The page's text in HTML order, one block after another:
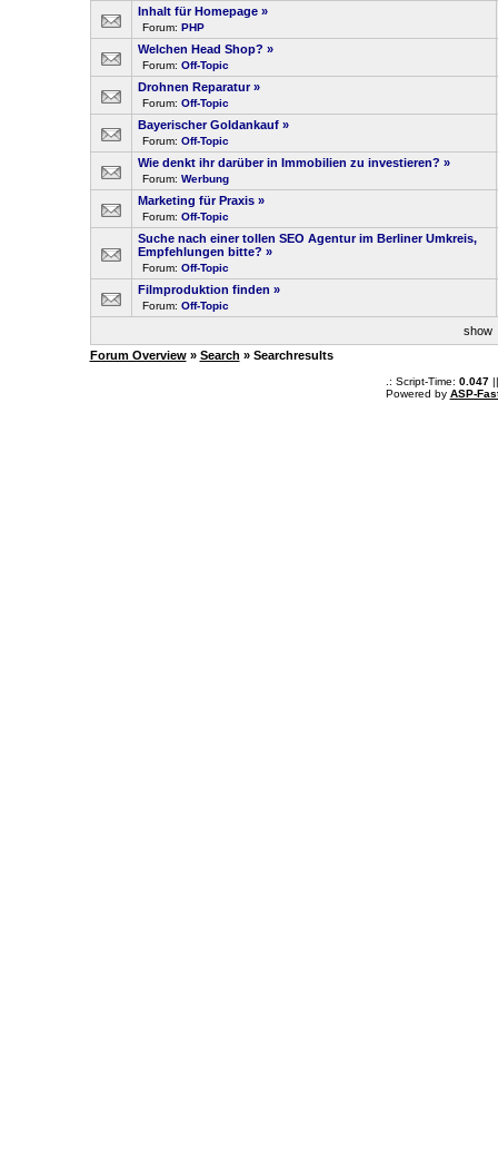
Inhalt für Homepage »
Forum: PHP
Welchen Head Shop? »
Forum: Off-Topic
Drohnen Reparatur »
Forum: Off-Topic
Bayerischer Goldankauf »
Forum: Off-Topic
Wie denkt ihr darüber in Immobilien zu investieren? »
Forum: Werbung
Marketing für Praxis »
Forum: Off-Topic
Suche nach einer tollen SEO Agentur im Berliner Umkreis,
Empfehlungen bitte? »
Forum: Off-Topic
Filmproduktion finden »
Forum: Off-Topic
show
Forum Overview» Search » Searchresults
.: Script-Time: 0.047||
Powered by ASP-